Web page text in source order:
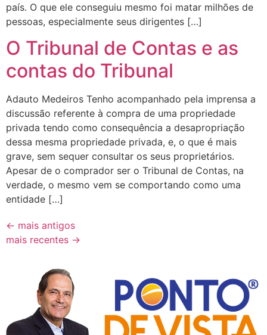
país. O que ele conseguiu mesmo foi matar milhões de
pessoas, especialmente seus dirigentes […]
O Tribunal de Contas e as
contas do Tribunal
Adauto Medeiros Tenho acompanhado pela imprensa a
discussão referente à compra de uma propriedade
privada tendo como consequência a desapropriação
dessa mesma propriedade privada, e, o que é mais
grave, sem sequer consultar os seus proprietários.
Apesar de o comprador ser o Tribunal de Contas, na
verdade, o mesmo vem se comportando como uma
entidade […]
← mais antigos
mais recentes →